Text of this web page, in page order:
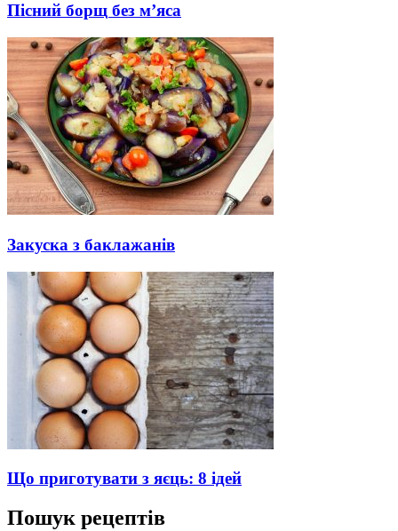
Пісний борщ без м’яса
Закуска з баклажанів
Що приготувати з яєць: 8 ідей
Пошук рецептів